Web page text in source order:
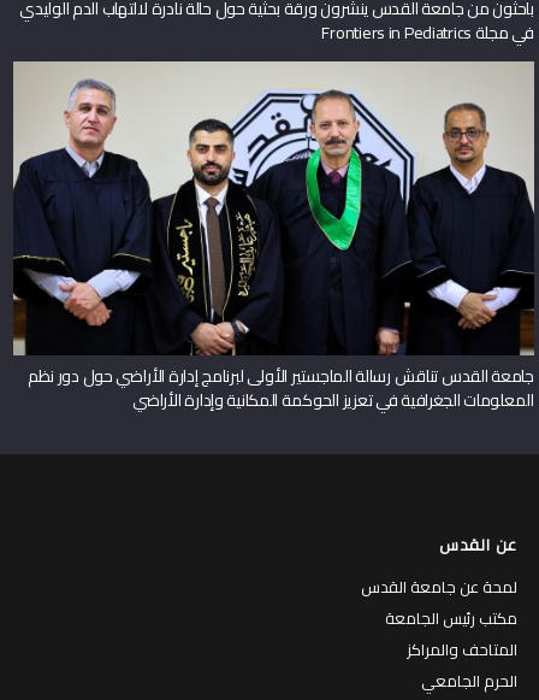
في مجلة Frontiers in Pediatrics
جامعة القدس تناقش رسالة الماجستير الأولى لبرنامج إدارة الأراضي حول دور نظم
المعلومات الجغرافية في تعزيز الحوكمة المكانية وإدارة الأراضي
عن القدس
لمحة عن جامعة القدس
مكتب رئيس الجامعة
المتاحف والمراكز
الحرم الجامعي